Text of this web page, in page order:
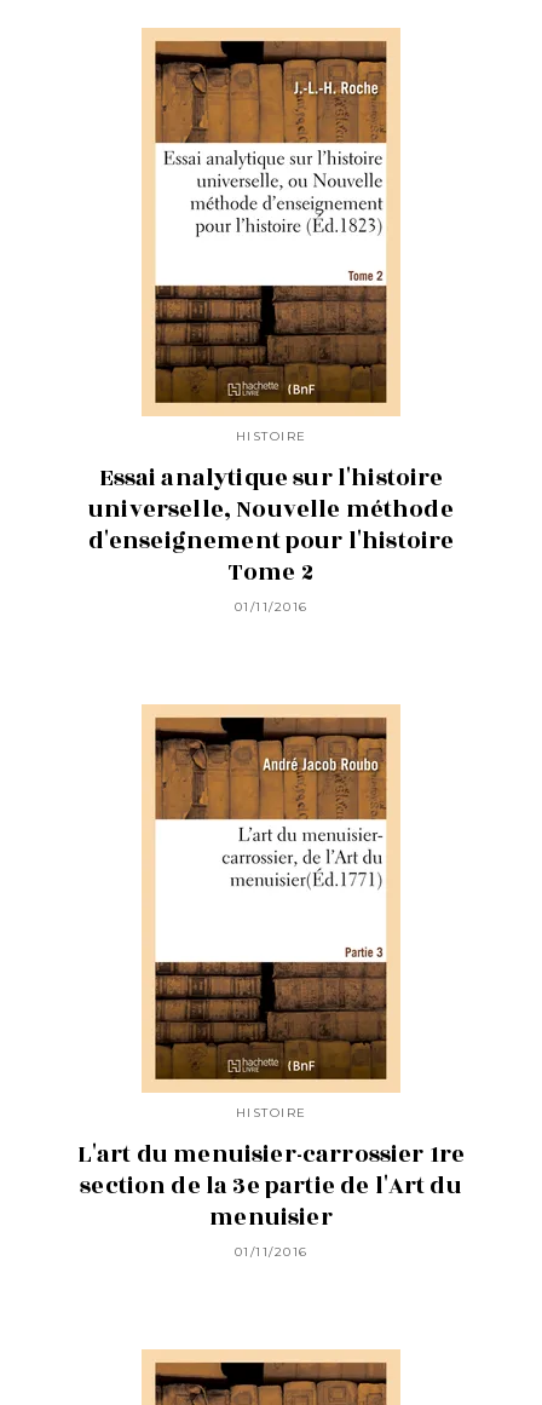
HISTOIRE
Essai analytique sur l'histoire
universelle, Nouvelle méthode
d'enseignement pour l'histoire
Tome 2
01/11/2016
HISTOIRE
L'art du menuisier-carrossier 1re
section de la 3e partie de l'Art du
menuisier
01/11/2016